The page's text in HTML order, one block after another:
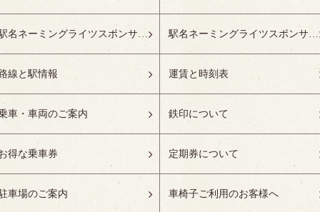
駅名ネーミングライツスポンサーの募集開始 駅名ネーミングライツスポンサー紹介
線と駅情報 運賃と時刻表
車・車両のご案内 鉄印について
得な乗車券 定期券について
車場のご案内 車椅子ご利用のお客様へ